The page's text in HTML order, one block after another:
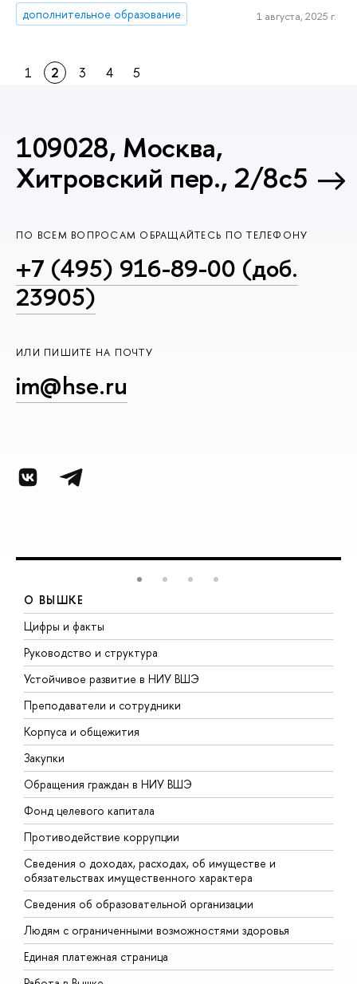
дополнительное образование
1 августа, 2025 г.
1 2 3 4 5
109028, Москва,
Хитровский пер., 2/8с5
ПО ВСЕМ ВОПРОСАМ ОБРАЩАЙТЕСЬ ПО ТЕЛЕФОНУ
+7 (495) 916-89-00 (доб.
23905)
ИЛИ ПИШИТЕ НА ПОЧТУ
im@hse.ru
О ВЫШКЕ
Цифры и факты
Руководство и структура
Устойчивое развитие в НИУ ВШЭ
Преподаватели и сотрудники
Корпуса и общежития
Закупки
Обращения граждан в НИУ ВШЭ
Фонд целевого капитала
Противодействие коррупции
Сведения о доходах, расходах, об имуществе и
обязательствах имущественного характера
Сведения об образовательной организации
Людям с ограниченными возможностями здоровья
Единая платежная страница